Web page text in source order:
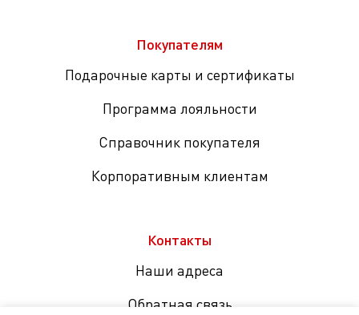
Покупателям
Подарочные карты и сертификаты
Программа лояльности
Справочник покупателя
Корпоративным клиентам
Контакты
Наши адреса
Обратная связь